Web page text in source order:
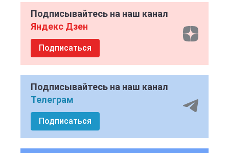
Подписывайтесь на наш канал
Яндекс Дзен
Подписаться
Подписывайтесь на наш канал
Телеграм
Подписаться